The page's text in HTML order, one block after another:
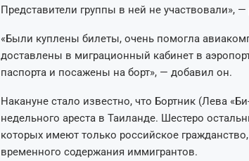
Представители группы в ней не участвовали»,
«Были куплены билеты, очень помогла
доставлены в миграционный кабинет в
паспорта и посажены на борт», — добавил он.
Накануне стало известно, что Бортник (Лева
недельного ареста в Таиланде. Шестеро
которых имеют только российское
временного содержания иммигрантов.